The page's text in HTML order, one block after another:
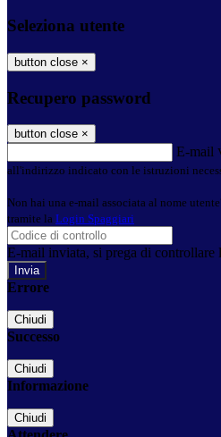
Seleziona utente
button close ×
Recupero password
button close ×
E-mail
all'indirizzo indicato con le istruzioni
Non hai una e-mail associata al nome
tramite la Login Spaggiari
E-mail inviata, si prega di controllare
Errore
Chiudi
Successo
Chiudi
Informazione
Chiudi